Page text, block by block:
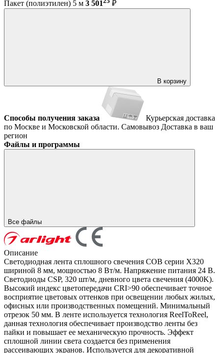
Пакет (полиэтилен) 5 м 3 501 ₽
В корзину
Способы получения заказа
Курьерская доставка
по Москве и Московской области. Самовывоз Доставка в ваш
регион
Файлы и программы
Все файлы
Описание
Светодиодная лента сплошного свечения COB серии X320
шириной 8 мм, мощностью 8 Вт/м. Напряжение питания 24 В.
Светодиоды CSP, 320 шт/м, дневного цвета свечения (4000K).
Высокий индекс цветопередачи CRI>90 обеспечивает точное
восприятие цветовых оттенков при освещении любых жилых,
офисных или производственных помещений. Минимальный
отрезок 50 мм. В ленте используется технология ReelToReel,
данная технология обеспечивает производство ленты без
пайки и повышает ее механическую прочность. Эффект
сплошной линии света создается без применения
рассеивающих экранов. Используется для декоративной